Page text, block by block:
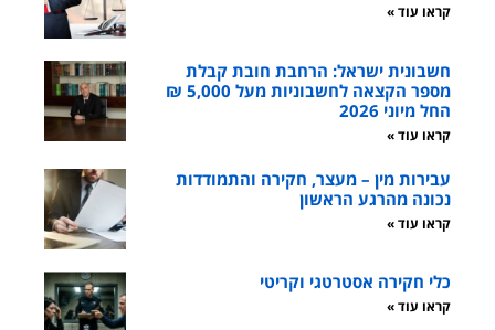
קראו עוד »
חשבונית ישראל: הרחבת חובת קבלת
מספר הקצאה לחשבוניות מעל 5,000 ₪
החל מיוני 2026
קראו עוד »
עבירות מין – מעצר, חקירה והתמודדות
נכונה מהרגע הראשון
קראו עוד »
כלי חקירה אסטרטגי וקריטי
קראו עוד »